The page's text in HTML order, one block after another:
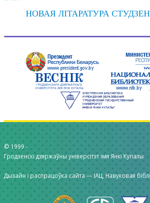
НОВАЯ ЛІТАРАТУРА
© 1999 -
Гродзенскі дзяржаўны універсітэт імя Янкі Купалы
Дызайн і распрацоўка сайта — ІАЦ, Навуковая